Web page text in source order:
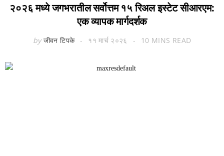
२०२६ मध्ये जगभरातील सर्वोत्तम १५ रिअल इस्टेट सीआरएम:
एक व्यापक मार्गदर्शक
by जीवन टिपके ११ मार्च २०२६ 10 MINS READ